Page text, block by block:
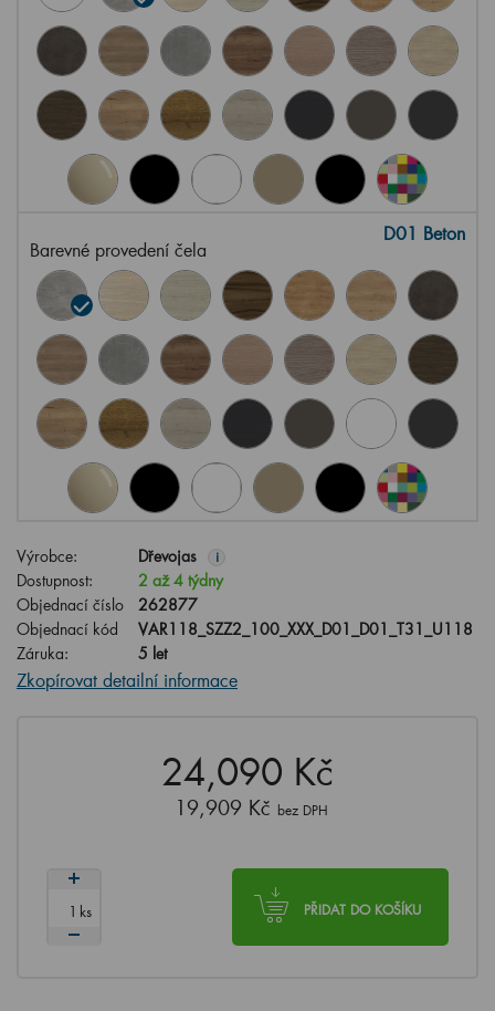
Barevné provedení čela
D01 Beton
Výrobce: Dřevojas i
Dostupnost:
2 až 4 týdny
Objednací číslo
262877
Objednací kód
VAR118_SZZ2_100_XXX_D01_D01_T31_U118
Záruka:
5 let
Zkopírovat detailní informace
24,090 Kč
19,909 Kč bez DPH
PŘIDAT DO KOŠÍKU
ks